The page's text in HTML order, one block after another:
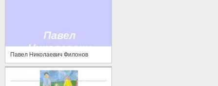
Павел Николаевич Филонов